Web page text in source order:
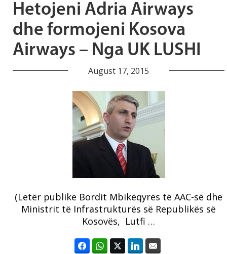
Hetojeni Adria Airways
dhe formojeni Kosova
Airways – Nga UK LUSHI
August 17, 2015
(Letër publike Bordit Mbikëqyrës të AAC-së dhe
Ministrit të Infrastrukturës së Republikës së
Kosovës, Lutfi …